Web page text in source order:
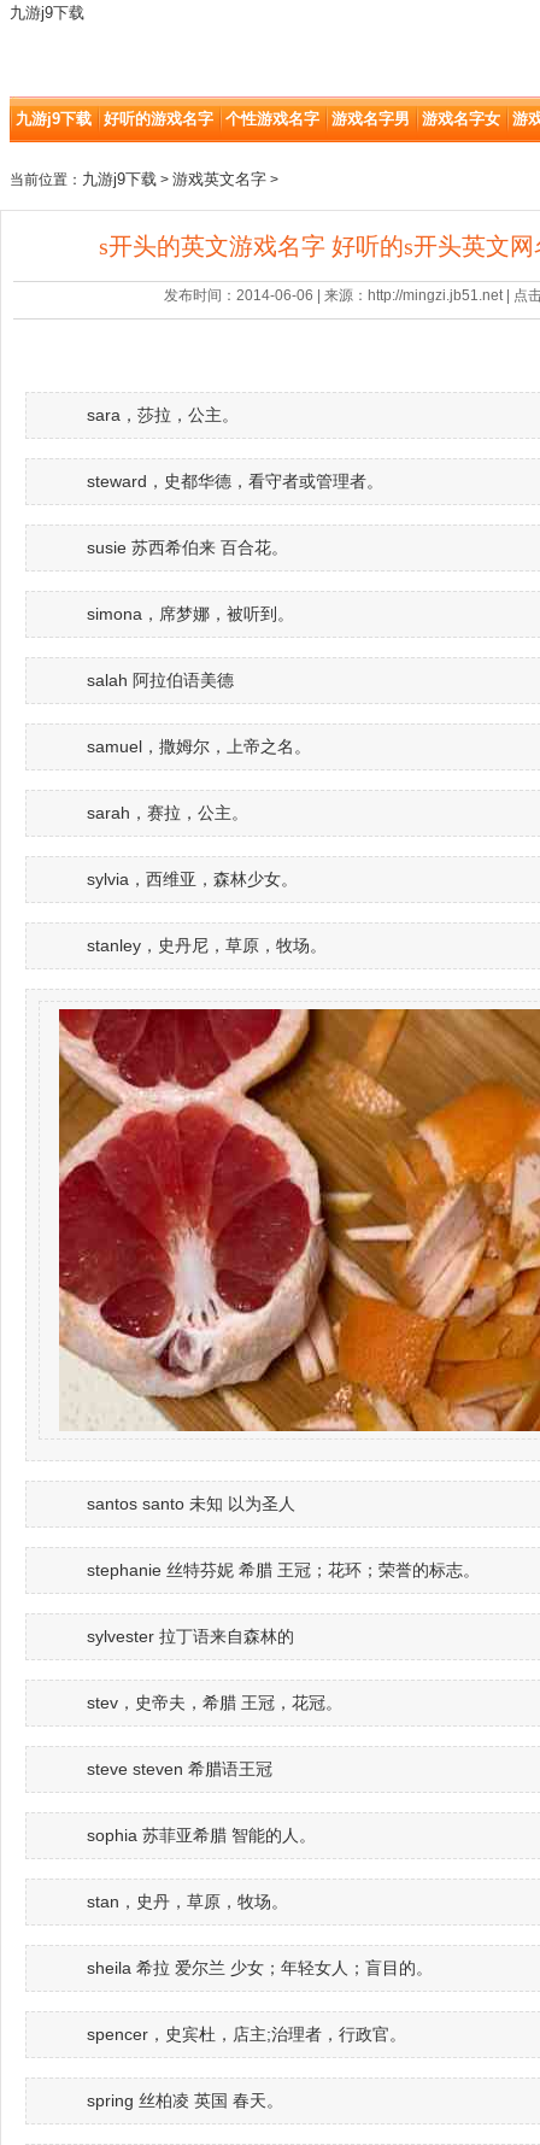
九游j9下载
九游j9下载 好听的游戏名字 个性游戏名字 游戏名字男 游戏名字女 游
当前位置： 九游j9下载 > 游戏英文名字 >
s开头的英文游戏名字 好听的s开头英文
发布时间：2014-06-06 | 来源：http://mingzi.jb51.net | 点
sara，莎拉，公主。
steward，史都华德，看守者或管理者。
susie 苏西希伯来 百合花。
simona，席梦娜，被听到。
salah 阿拉伯语美德
samuel，撒姆尔，上帝之名。
sarah，赛拉，公主。
sylvia，西维亚，森林少女。
stanley，史丹尼，草原，牧场。
santos santo 未知 以为圣人
stephanie 丝特芬妮 希腊 王冠；花环；荣誉的标志。
sylvester 拉丁语来自森林的
stev，史帝夫，希腊 王冠，花冠。
steve steven 希腊语王冠
sophia 苏菲亚希腊 智能的人。
stan，史丹，草原，牧场。
sheila 希拉 爱尔兰 少女；年轻女人；盲目的。
spencer，史宾杜，店主;治理者，行政官。
spring 丝柏凌 英国 春天。